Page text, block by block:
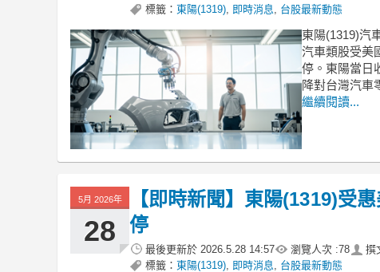
標籤： 東陽(1319) 即時消息 台股最新動態
東陽(1319)汽
汽車類股受美
停。東陽當日
降對台灣汽車
繼續閱讀...
5月 2026年
28
【即時新聞】東陽(1319)受
停
最後更新於 2026.5.28 14:57 瀏覽人次 :78 撰
標籤： 東陽(1319) 即時消息 台股最新動態